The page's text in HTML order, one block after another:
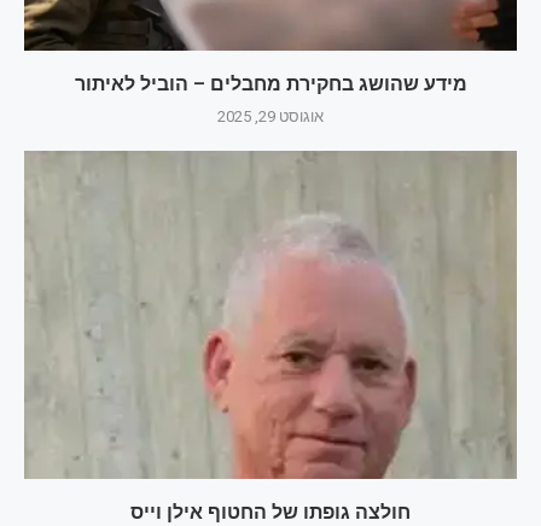
מידע שהושג בחקירת מחבלים – הוביל לאיתור
אוגוסט 29, 2025
חולצה גופתו של החטוף אילן וייס